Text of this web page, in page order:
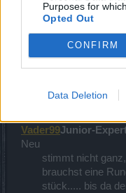
Purposes for
Opted Out
CONFIRM
Data Deletion
jemand sitzt, der
Event bevor ihr es
Vader99Junior-
Neu
stimmt nicht
brauchst eine
stück..... bis da